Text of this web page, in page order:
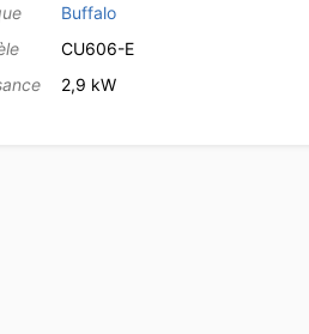
Buffalo
CU606-E
2,9 kW